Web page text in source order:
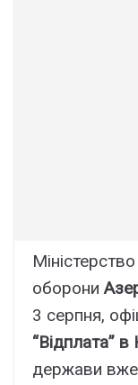
Міністерство
оборони
3 серпня,
“Відплата”
держави вже